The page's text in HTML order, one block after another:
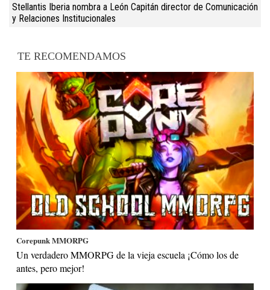
Stellantis Iberia nombra a León Capitán director de Comunicación
y Relaciones Institucionales
TE RECOMENDAMOS
Corepunk MMORPG
Un verdadero MMORPG de la vieja escuela ¡Cómo los de
antes, pero mejor!